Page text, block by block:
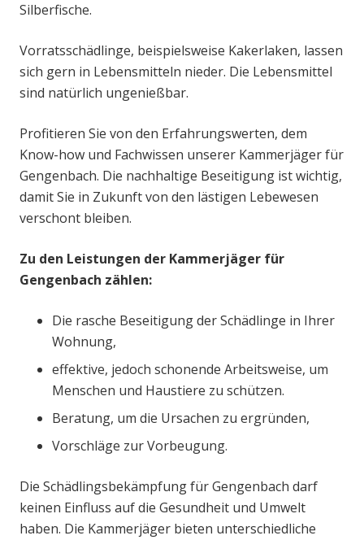
Silberfische.
Vorratsschädlinge, beispielsweise Kakerlaken, lassen
sich gern in Lebensmitteln nieder. Die Lebensmittel
sind natürlich ungenießbar.
Profitieren Sie von den Erfahrungswerten, dem
Know-how und Fachwissen unserer Kammerjäger für
Gengenbach. Die nachhaltige Beseitigung ist wichtig,
damit Sie in Zukunft von den lästigen Lebewesen
verschont bleiben.
Zu den Leistungen der Kammerjäger für
Gengenbach zählen:
Die rasche Beseitigung der Schädlinge in Ihrer
Wohnung,
effektive, jedoch schonende Arbeitsweise, um
Menschen und Haustiere zu schützen.
Beratung, um die Ursachen zu ergründen,
Vorschläge zur Vorbeugung.
Die Schädlingsbekämpfung für Gengenbach darf
keinen Einfluss auf die Gesundheit und Umwelt
haben. Die Kammerjäger bieten unterschiedliche